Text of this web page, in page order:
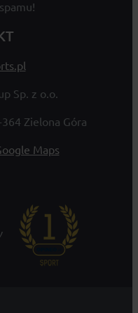
Sp. z o.o.
Zielona Góra
Maps